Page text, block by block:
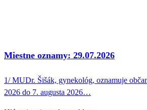
Miestne oznamy: 29.07.2026
1/ MUDr. Šišák, gynekológ, oznamuje
2026 do 7. augusta 2026…